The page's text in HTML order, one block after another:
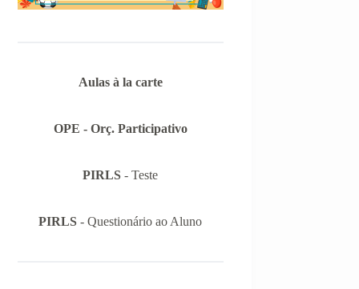
Aulas à la carte
OPE - Orç. Participativo
PIRLS - Teste
PIRLS - Questionário ao Aluno